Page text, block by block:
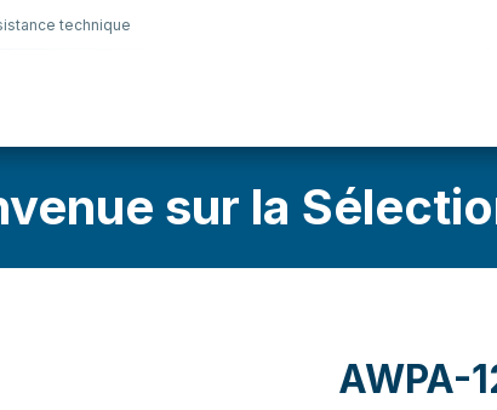
technique
sur la
AWPA-